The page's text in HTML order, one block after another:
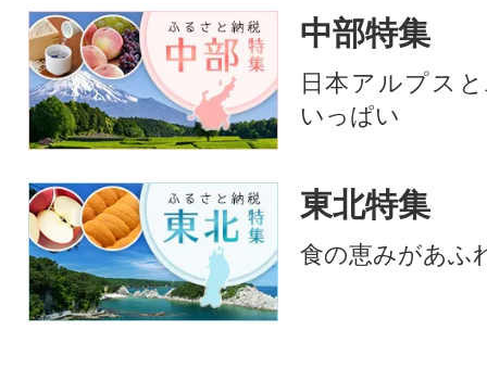
中部特集
日本アルプス
いっぱい
東北特集
食の恵みがあふ